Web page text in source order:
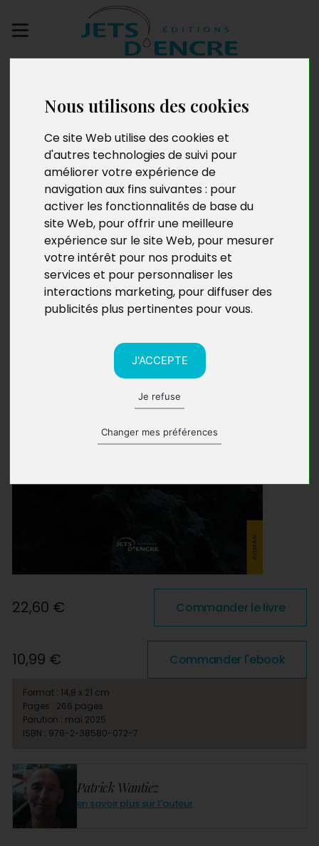
Nous utilisons des cookies
Ce site Web utilise des cookies et
d'autres technologies de suivi pour
améliorer votre expérience de
navigation aux fins suivantes : pour
activer les fonctionnalités de base du
site Web, pour offrir une meilleure
expérience sur le site Web, pour mesurer
votre intérêt pour nos produits et
services et pour personnaliser les
interactions marketing, pour diffuser des
publicités plus pertinentes pour vous.
J'ACCEPTE
Je refuse
Changer mes préférences
De l’éden à l’enfer.
Tome 2 : Le Purgatoire
Patrick Wantiez
en savoir plus sur l'auteur
22,60 € Commander le livre
10,99 € Commander l'ebook
Format : 14,8 x 21 cm
Pages : 266 pages
Parution : mai 2025
ISBN : 978-2-38580-072-7